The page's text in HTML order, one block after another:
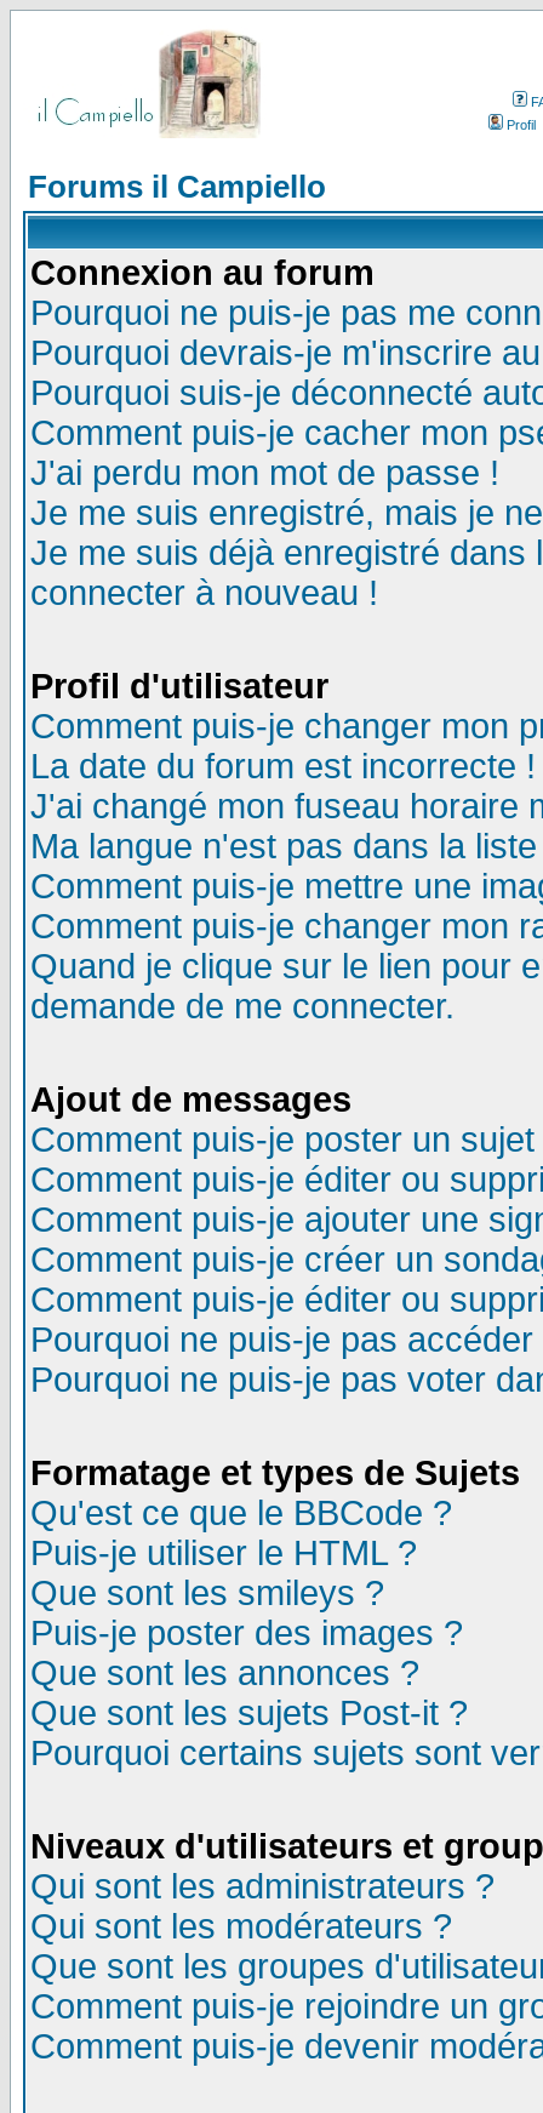
Profil
Forums il Campiello
Connexion au forum
Pourquoi ne puis-je pas me
Pourquoi devrais-je m'inscrire
Pourquoi suis-je déconnecté
Comment puis-je cacher mon
J'ai perdu mon mot de passe !
Je me suis enregistré, mais je
Je me suis déjà enregistré
connecter à nouveau !
Profil d'utilisateur
Comment puis-je changer mon
La date du forum est incorrecte !
J'ai changé mon fuseau horaire
Ma langue n'est pas dans la
Comment puis-je mettre une
Comment puis-je changer mon
Quand je clique sur le lien pour
demande de me connecter.
Ajout de messages
Comment puis-je poster un
Comment puis-je éditer ou
Comment puis-je ajouter une
Comment puis-je créer un
Comment puis-je éditer ou
Pourquoi ne puis-je pas
Pourquoi ne puis-je pas voter
Formatage et types de Sujets
Qu'est ce que le BBCode ?
Puis-je utiliser le HTML ?
Que sont les smileys ?
Puis-je poster des images ?
Que sont les annonces ?
Que sont les sujets Post-it ?
Pourquoi certains sujets sont
Niveaux d'utilisateurs et
Qui sont les administrateurs ?
Qui sont les modérateurs ?
Que sont les groupes
Comment puis-je rejoindre un
Comment puis-je devenir